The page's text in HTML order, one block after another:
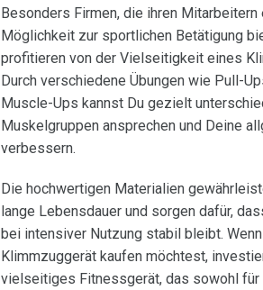
Besonders Firmen, die ihren Mitarbeitern
Möglichkeit zur sportlichen Betätigung
profitieren von der Vielseitigkeit eines
Durch verschiedene Übungen wie Pull-
Muscle-Ups kannst Du gezielt
Muskelgruppen ansprechen und Deine
verbessern.
Die hochwertigen Materialien
lange Lebensdauer und sorgen dafür,
bei intensiver Nutzung stabil bleibt.
Klimmzuggerät kaufen möchtest,
vielseitiges Fitnessgerät, das sowohl für